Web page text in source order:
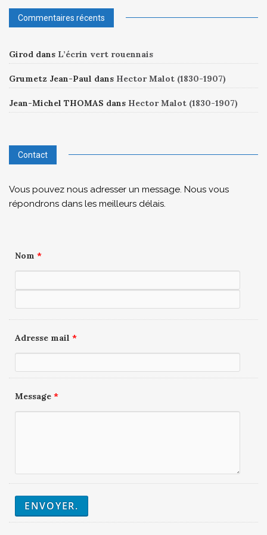
Commentaires récents
Girod dans L’écrin vert rouennais
Grumetz Jean-Paul dans Hector Malot (1830-1907)
Jean-Michel THOMAS dans Hector Malot (1830-1907)
Contact
Vous pouvez nous adresser un message. Nous vous
répondrons dans les meilleurs délais.
Nom *
Adresse mail *
Message *